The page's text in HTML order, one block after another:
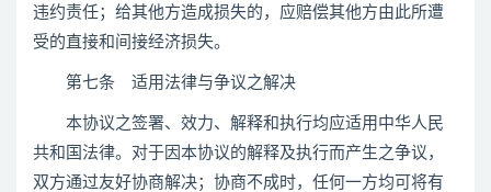
违约责任；给其他方造成损失的，应赔偿其他方由此所遭
受的直接和间接经济损失。
第七条 适用法律与争议之解决
本协议之签署、效力、解释和执行均应适用中华人民
共和国法律。对于因本协议的解释及执行而产生之争议，
双方通过友好协商解决；协商不成时，任何一方均可将有